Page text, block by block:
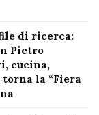
di ricerca:
Pietro
cucina,
la “Fiera